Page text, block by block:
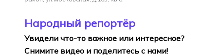
Народный репортёр
Увидели что-то важное или интересное?
Снимите видео и поделитесь с нами!